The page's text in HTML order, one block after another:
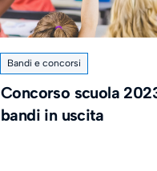
Bandi e concorsi
Concorso scuola
bandi in uscita